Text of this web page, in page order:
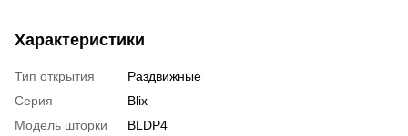
Характеристики
Тип открытия
Раздвижные
Серия
Blix
Модель шторки
BLDP4